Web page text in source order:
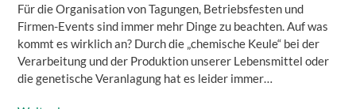
Für die Organisation von Tagungen, Betriebsfesten und
Firmen-Events sind immer mehr Dinge zu beachten. Auf was
kommt es wirklich an? Durch die „chemische Keule“ bei der
Verarbeitung und der Produktion unserer Lebensmittel oder
die genetische Veranlagung hat es leider immer…